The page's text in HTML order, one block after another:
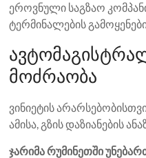
ეროვნული საგზაო
ტერმინალების
მოძრაობა
ვინიეტის
ამისა, გზის დაზიანების
ჯარიმა რუმინეთში